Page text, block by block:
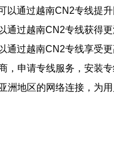
通过越南CN2专线提升
过越南CN2专线获得更
过越南CN2专线享受更
申请专线服务，安装
地区的网络连接，为